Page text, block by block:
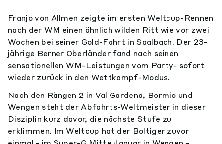
Franjo von Allmen zeigte im ersten Weltcup-Rennen
nach der WM einen ähnlich wilden Ritt wie vor zwei
Wochen bei seiner Gold-Fahrt in Saalbach. Der 23-
jährige Berner Oberländer fand nach seinen
sensationellen WM-Leistungen vom Party- sofort
wieder zurück in den Wettkampf-Modus.
Nach den Rängen 2 in Val Gardena, Bormio und
Wengen steht der Abfahrts-Weltmeister in dieser
Disziplin kurz davor, die nächste Stufe zu
erklimmen. Im Weltcup hat der Boltiger zuvor